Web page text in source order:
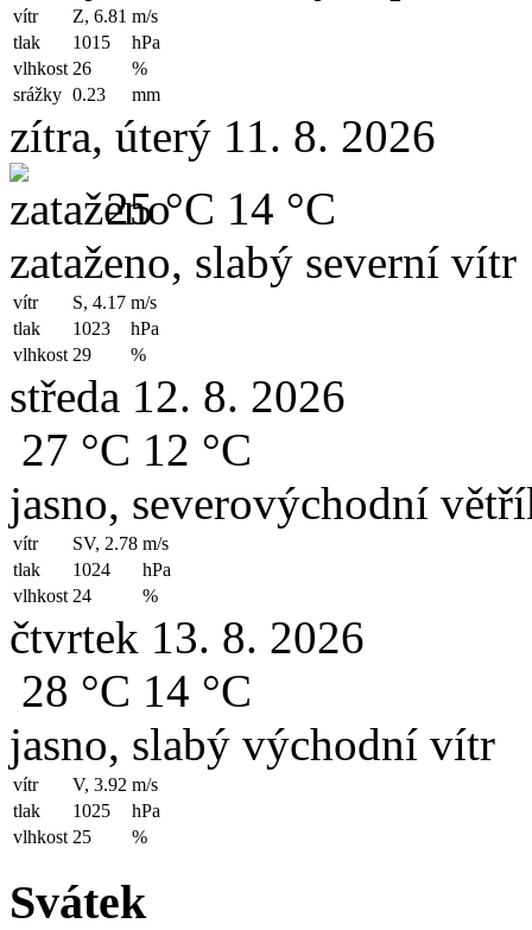
vítr Z, 6.81 m/s
tlak
1015
hPa
vlhkost 26
%
srážky 0.23 mm
zítra, úterý 11. 8. 2026
25 °C 14 °C
zataženo, slabý severní vítr
vítr S, 4.17 m/s
tlak
1023
hPa
vlhkost 29 %
středa 12. 8. 2026
27 °C 12 °C
jasno, severovýchodní
vítr SV, 2.78 m/s
tlak
1024
hPa
vlhkost 24 %
čtvrtek 13. 8. 2026
28 °C 14 °C
jasno, slabý východní vítr
vítr V, 3.92 m/s
tlak
1025
hPa
vlhkost 25 %
Svátek